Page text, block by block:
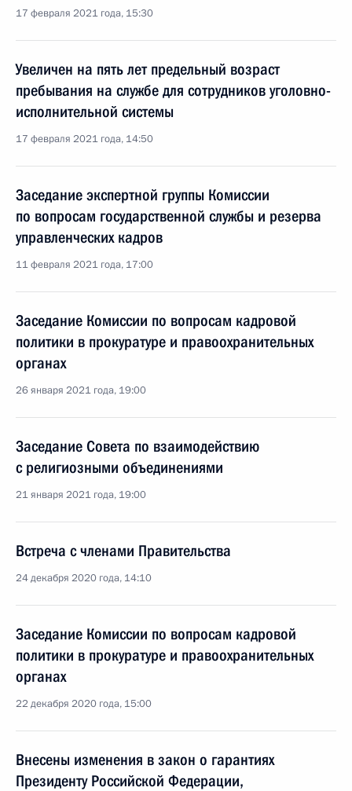
17 февраля 2021 года, 15:30
Увеличен на пять лет предельный возраст
пребывания на службе для сотрудников уголовно-
исполнительной системы
17 февраля 2021 года, 14:50
Заседание экспертной группы Комиссии
по вопросам государственной службы и резерва
управленческих кадров
11 февраля 2021 года, 17:00
Заседание Комиссии по вопросам кадровой
политики в прокуратуре и правоохранительных
органах
26 января 2021 года, 19:00
Заседание Совета по взаимодействию
с религиозными объединениями
21 января 2021 года, 19:00
Встреча с членами Правительства
24 декабря 2020 года, 14:10
Заседание Комиссии по вопросам кадровой
политики в прокуратуре и правоохранительных
органах
22 декабря 2020 года, 15:00
Внесены изменения в закон о гарантиях
Президенту Российской Федерации,